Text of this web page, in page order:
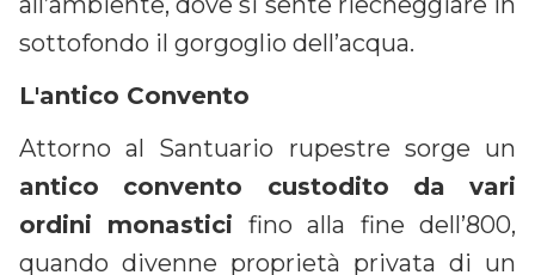
sottofondo il gorgoglio dell’acqua.
L'antico Convento
Attorno al Santuario rupestre sorge un
antico convento custodito da vari
ordini monastici fino alla fine dell’800,
quando divenne proprietà privata di un